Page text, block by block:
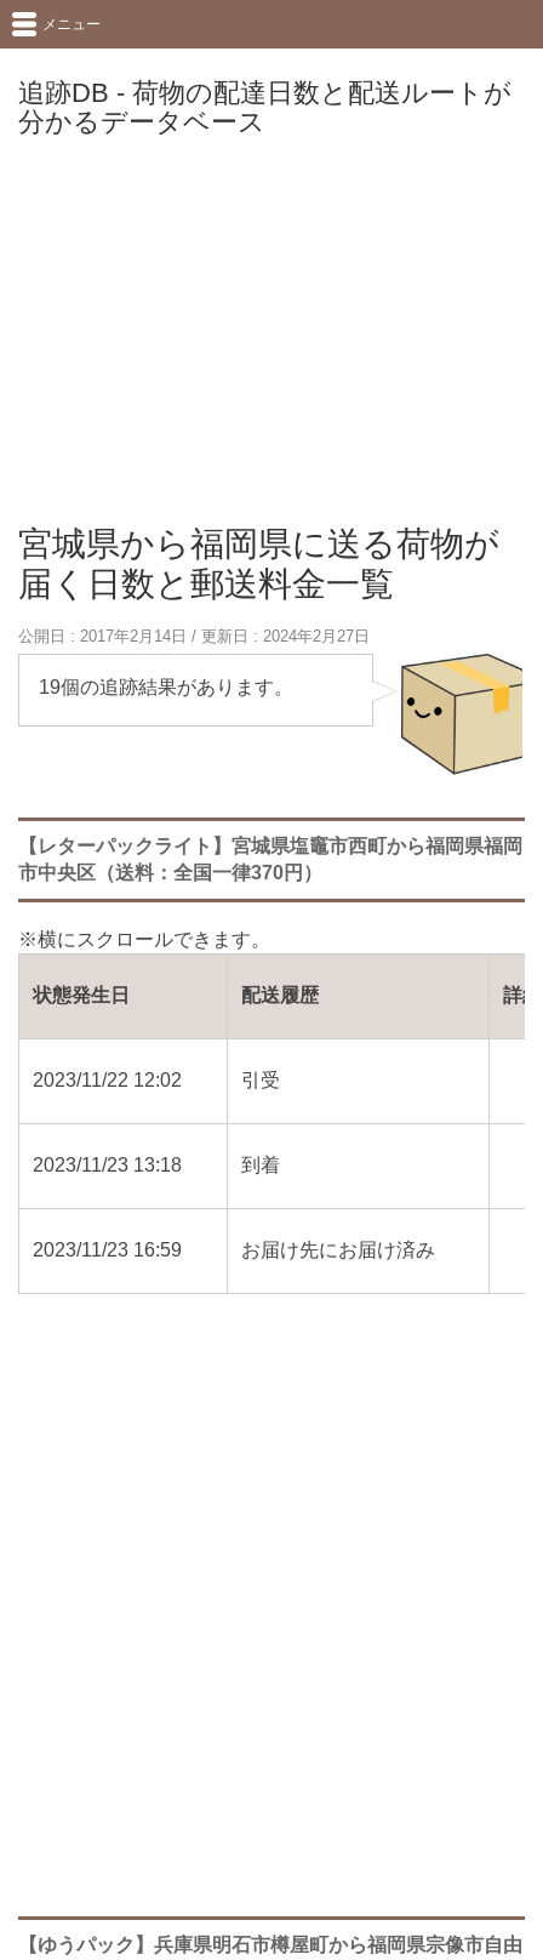
追跡DB - 荷物の配達日数と配送ルートが
分かるデータベース
メニュー
宮城県から福岡県に送る荷物が
届く日数と郵送料金一覧
公開日 : 2017年2月14日 / 更新日 : 2024年2月27日
19個の追跡結果があります。
【レターパックライト】宮城県塩竈市西町から福岡県福岡
市中央区（送料：全国一律370円）
状態発生日 配送履歴 詳細
2023/11/22 12:02 引受
2023/11/23 13:18 到着
2023/11/23 16:59 お届け先にお届け済み
【ゆうパック】兵庫県明石市樽屋町から福岡県宗像市自由